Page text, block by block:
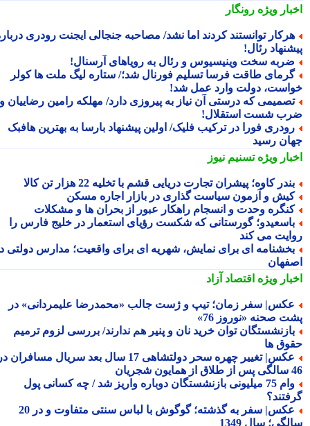
ویژهرونگار
توانستند کردند اما نشد/ مصاحبه جنجالی ایجنت رودری درباره
رئال!
سخت وینیسیوس و رئال به رویاهای آرسنال!
طاقت فرسا تسلیم فورنال شد؛/ ستاره لیگ ملت ها کولر
دولت وارد عمل شد!
که درستی آن نیاز به پیروزی دارد/ مهلکه رامین رضاییان و
شست استقلال!
فورا در ترکیب فلیک/ اولین پیشنهاد بارسا به بهترین هافبک
رسید
ویژهتسنیم نیوز
کاوه؛ پیشران تجارت دریایی قشم با تخلیه 22 هزار تن کالا
و آزمون سیاست گذاری در بازار اجاره مسکن
وحدت و انسجام راهکار عبور از بحران ها و مشکلات
گورستانی که شکست رؤیای استعمار در خلیج فارس را
می کند
ای برای نمایش، شهریه ای برای واقعیت؛ مدارس دولتی در
ویژهاقتصاد آزاد
سفر زمان؛ تیپ و ژست جالب «محمدرضا علیمردانی» در
صحنه «نوروز 76»
توان خرید نان و پنیر هم ندارند/ بررسی لزوم ترمیم
ها
عکس| تغییر چهره سحر دولتشاهی 17 سال بعد سریال مسافران در
وام 75 میلیونی بازنشستگان دوباره واریز شد / چه کسانی پول
عکس| سفر به گذشته؛ گوگوش با لباس سنتی متفاوت و در 20
سال 1349